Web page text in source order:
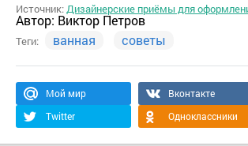
Источник:Дизайнерские приёмы для
Автор: Виктор Петров
Теги: ванная советы
Мой мир
Вконтакте
Twitter
Одноклассники